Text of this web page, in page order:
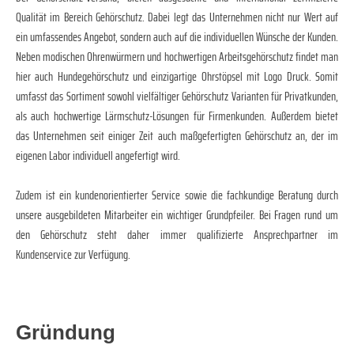
Qualität im Bereich Gehörschutz. Dabei legt das Unternehmen nicht nur Wert auf
ein umfassendes Angebot, sondern auch auf die individuellen Wünsche der Kunden.
Neben modischen Ohrenwürmern und hochwertigen Arbeitsgehörschutz findet man
hier auch Hundegehörschutz und einzigartige Ohrstöpsel mit Logo Druck. Somit
umfasst das Sortiment sowohl vielfältiger Gehörschutz Varianten für Privatkunden,
als auch hochwertige Lärmschutz-Lösungen für Firmenkunden. Außerdem bietet
das Unternehmen seit einiger Zeit auch maßgefertigten Gehörschutz an, der im
eigenen Labor individuell angefertigt wird.
Zudem ist ein kundenorientierter Service sowie die fachkundige Beratung durch
unsere ausgebildeten Mitarbeiter ein wichtiger Grundpfeiler. Bei Fragen rund um
den Gehörschutz steht daher immer qualifizierte Ansprechpartner im
Kundenservice zur Verfügung.
Gründung